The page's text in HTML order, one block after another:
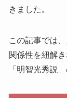
きました。
この記事では
関係性を紐解
「明智光秀説